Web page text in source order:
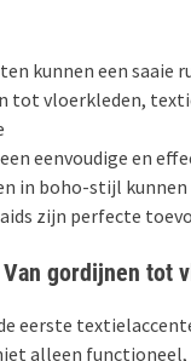
kunnen een
tot vloerkleden,
eenvoudige en
in boho-stijl
zijn perfecte
gordijnen tot
eerste
alleen